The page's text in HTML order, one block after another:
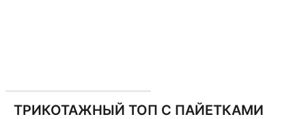
ТРИКОТАЖНЫЙ ТОП С ПАЙЕТКАМИ